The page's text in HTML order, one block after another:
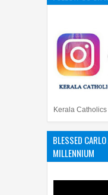
Kerala Catholics
BLESSED
MILLENNIUM